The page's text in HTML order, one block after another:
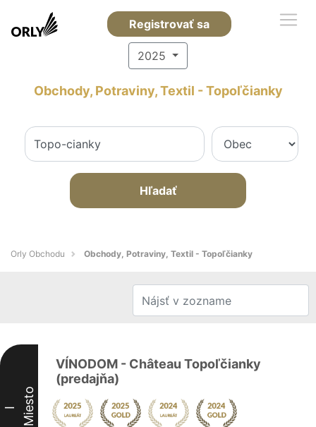
Registrovať sa
2025
Obchody, Potraviny, Textil - Topoľčianky
Hľadať
Orly Obchodu Obchody, Potraviny, Textil - Topoľčianky
I Miesto
VÍNODOM - Château Topoľčianky
(predajňa)